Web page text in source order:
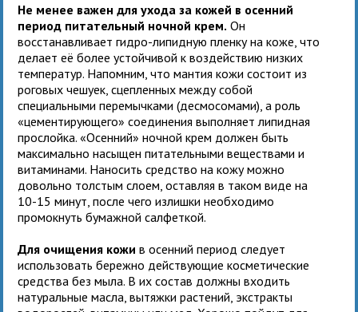
Не менее важен для ухода за кожей в осенний
период питательный ночной крем. Он
восстанавливает гидро-липидную пленку на коже, что
делает её более устойчивой к воздействию низких
температур. Напомним, что мантия кожи состоит из
роговых чешуек, сцепленных между собой
специальными перемычками (десмосомами), а роль
«цементирующего» соединения выполняет липидная
прослойка. «Осенний» ночной крем должен быть
максимально насыщен питательными веществами и
витаминами. Наносить средство на кожу можно
довольно толстым слоем, оставляя в таком виде на
10-15 минут, после чего излишки необходимо
промокнуть бумажной салфеткой.
Для очищения кожи в осенний период следует
использовать бережно действующие косметические
средства без мыла. В их состав должны входить
натуральные масла, вытяжки растений, экстракты